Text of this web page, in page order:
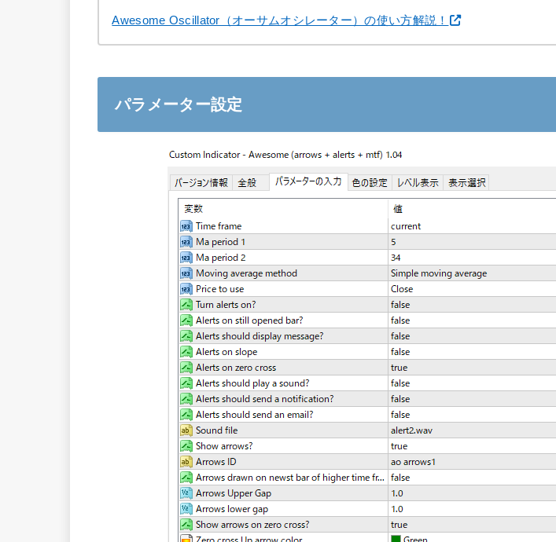
Awesome Oscillator（オーサムオシレーター）の使い方解説！
パラメーター設定